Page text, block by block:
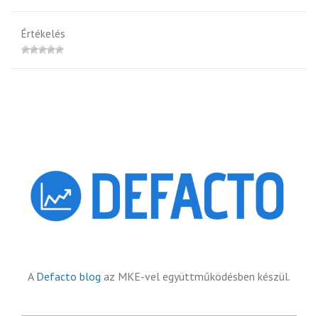
Értékelés
A Defacto blog az MKE-vel együttműködésben készül.